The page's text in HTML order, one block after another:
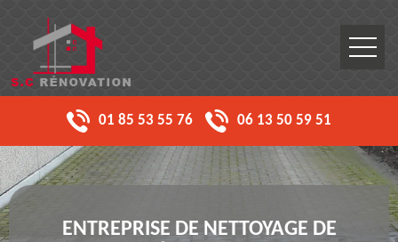
01 85 53 55 76 06 13 50 59 51
ENTREPRISE DE NETTOYAGE DE